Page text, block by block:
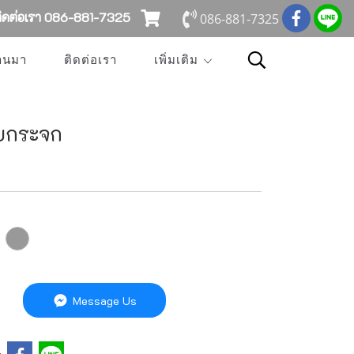
อเรา 086-881-7325 086-881-7325
มา ติดต่อเรา เพิ่มเติม
กระจก
Message Us